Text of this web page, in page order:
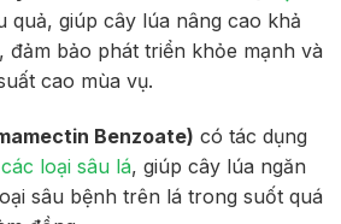
quả, giúp cây lúa nâng cao khả
đảm bảo phát triển khỏe mạnh và
cao mùa vụ.
Benzoate) có tác dụng
loại sâu lá, giúp cây lúa ngăn
sâu bệnh trên lá trong suốt quá